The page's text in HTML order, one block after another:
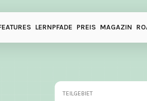
LERNPFADE PREIS MAGAZIN
TEILGEBIET